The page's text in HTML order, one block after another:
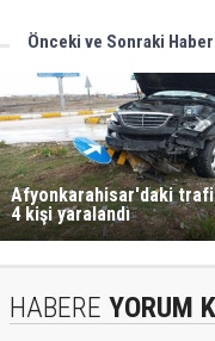
Önceki ve Sonraki
Afyonkarahisar'daki
4 kişi yaralandı
HABERE YORUM